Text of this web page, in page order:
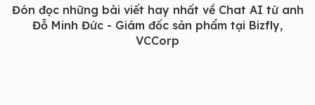
Đón đọc những bài viết hay nhất về Chat AI từ anh
Đỗ Minh Đức - Giám đốc sản phẩm tại Bizfly,
VCCorp